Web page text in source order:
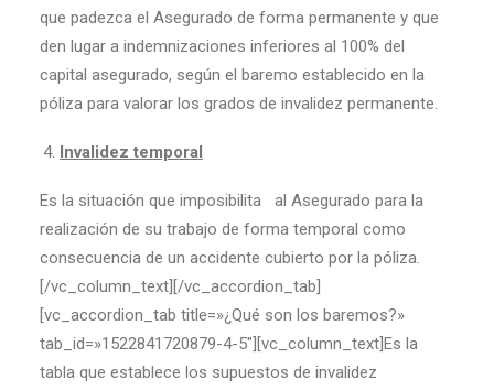
que padezca el Asegurado de forma permanente y que
den lugar a indemnizaciones inferiores al 100% del
capital asegurado, según el baremo establecido en la
póliza para valorar los grados de invalidez permanente.
Invalidez temporal
Es la situación que imposibilita al Asegurado para la
realización de su trabajo de forma temporal como
consecuencia de un accidente cubierto por la póliza.
[/vc_column_text][/vc_accordion_tab]
[vc_accordion_tab title=»¿Qué son los baremos?»
tab_id=»1522841720879-4-5″][vc_column_text]Es la
tabla que establece los supuestos de invalidez